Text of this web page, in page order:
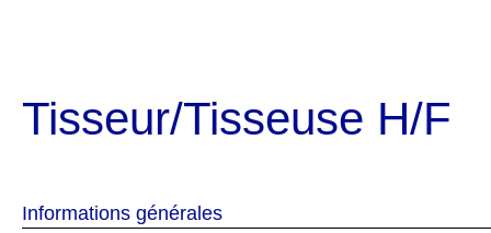
Tisseur/Tisseuse H/F
Informations générales